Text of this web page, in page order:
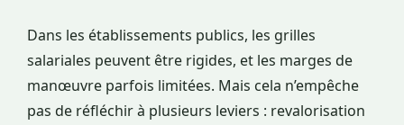
Dans les établissements publics, les grilles
salariales peuvent être rigides, et les marges de
manœuvre parfois limitées. Mais cela n’empêche
pas de réfléchir à plusieurs leviers : revalorisation